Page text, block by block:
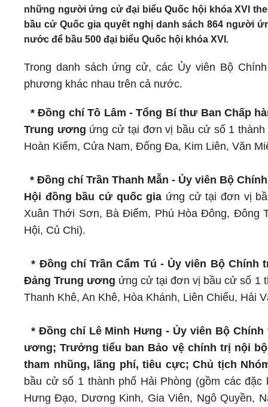
những người ứng cử đại biểu Quốc hội khóa XVI
bầu cử Quốc gia quyết nghị danh sách 864 người
nước để bầu 500 đại biểu Quốc hội khóa XVI.
Trong danh sách ứng cử, các Ủy viên Bộ
phương khác nhau trên cả nước.
* Đồng chí Tô Lâm - Tổng Bí thư Ban Chấp
Trung ương ứng cử tại đơn vị bầu cử số 1
Hoàn Kiếm, Cửa Nam, Đống Đa, Kim Liên, Văn
* Đồng chí Trần Thanh Mẫn - Ủy viên Bộ
Hội đồng bầu cử quốc gia ứng cử tại đơn vị
Xuân Thới Sơn, Bà Điểm, Phú Hòa Đông, Đông
Hội, Củ Chi).
* Đồng chí Trần Cẩm Tú - Ủy viên Bộ
Đảng Trung ương ứng cử tại đơn vị bầu cử số 1
Thanh Khê, An Khê, Hòa Khánh, Liên Chiểu, Hải
* Đồng chí Lê Minh Hưng - Ủy viên Bộ
ương; Trưởng tiểu ban Bảo vệ chính trị nội
tham nhũng, lãng phí, tiêu cực; Chủ tịch
bầu cử số 1 thành phố Hải Phòng (gồm các
Hưng Đạo, Dương Kinh, Gia Viên, Ngô Quyền,